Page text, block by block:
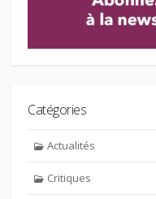
Catégories
Actualités
Critiques